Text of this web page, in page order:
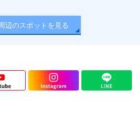
周辺のスポットを見る